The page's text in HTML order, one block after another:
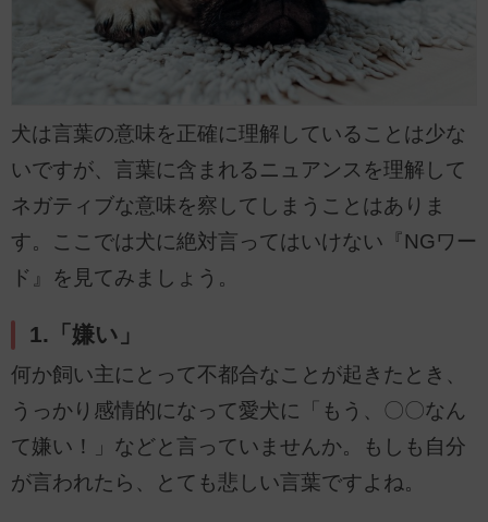
犬は言葉の意味を正確に理解していることは少な
いですが、言葉に含まれるニュアンスを理解して
ネガティブな意味を察してしまうことはありま
す。ここでは犬に絶対言ってはいけない『NGワー
ド』を見てみましょう。
1.「嫌い」
何か飼い主にとって不都合なことが起きたとき、
うっかり感情的になって愛犬に「もう、〇〇なん
て嫌い！」などと言っていませんか。もしも自分
が言われたら、とても悲しい言葉ですよね。